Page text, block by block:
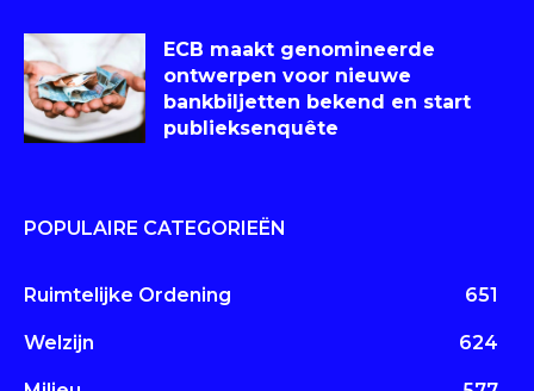
ECB maakt genomineerde
ontwerpen voor nieuwe
bankbiljetten bekend en start
publieksenquête
POPULAIRE CATEGORIEËN
Ruimtelijke Ordening 651
Welzijn 624